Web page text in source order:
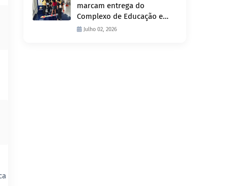
marcam entrega do
Complexo de Educação e
Fiscalização de Trânsito
Julho 02, 2026